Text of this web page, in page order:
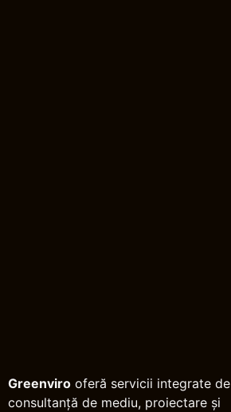
Greenviro oferă servicii integrate de
consultanță de mediu, proiectare și